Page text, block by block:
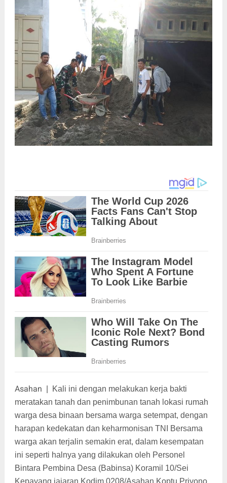
Asahan
Kali ini dengan melakukan kerja bakti
meratakan tanah dan penimbunan tanah lokasi rumah
warga desa binaan bersama warga setempat, dengan
harapan kedekatan dan keharmonisan TNI Bersama
warga akan terjalin semakin erat, dalam kesempatan
ini seperti halnya yang dilakukan oleh Personel
Bintara Pembina Desa (Babinsa) Koramil 10/Sei
Kepayang jajaran Kodim 0208/Asahan Koptu Priyono